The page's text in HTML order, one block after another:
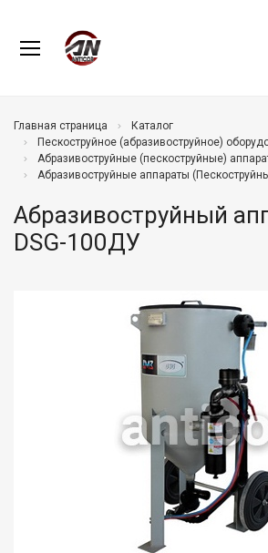
Главная страница
Каталог
Пескоструйное (абразивоструйное)
Абразивоструйные (пескоструйные)
Абразивоструйные аппараты
Абразивоструйный
DSG-100ДУ